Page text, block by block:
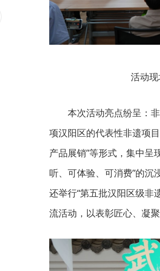
活动
本次活动亮点纷呈：
项汉阳区的代表性非遗项
产品展销”等形式，集中呈
听、可体验、可消费”的沉
还举行“第五批汉阳区级非
流活动，以表彰匠心、凝